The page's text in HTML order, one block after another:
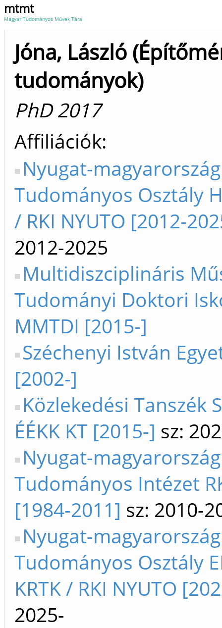
mtmt
Magyar Tudományos Művek Tára
Jóna, László
tudományok)
PhD 2017
Affiliációk
Nyugat-
Tudományos Osztály
/ RKI NYUTO [2012-
2012-2025
Multidiszciplináris
Tudományi Doktori
MMTDI [2015-]
Széchenyi István
[2002-]
Közlekedési Tanszék
ÉÉKK KT [2015-] sz:
Nyugat-
Tudományos Intézet
[1984-2011] sz: 2010-
Nyugat-
Tudományos Osztály
KRTK / RKI NYUTO
2025-